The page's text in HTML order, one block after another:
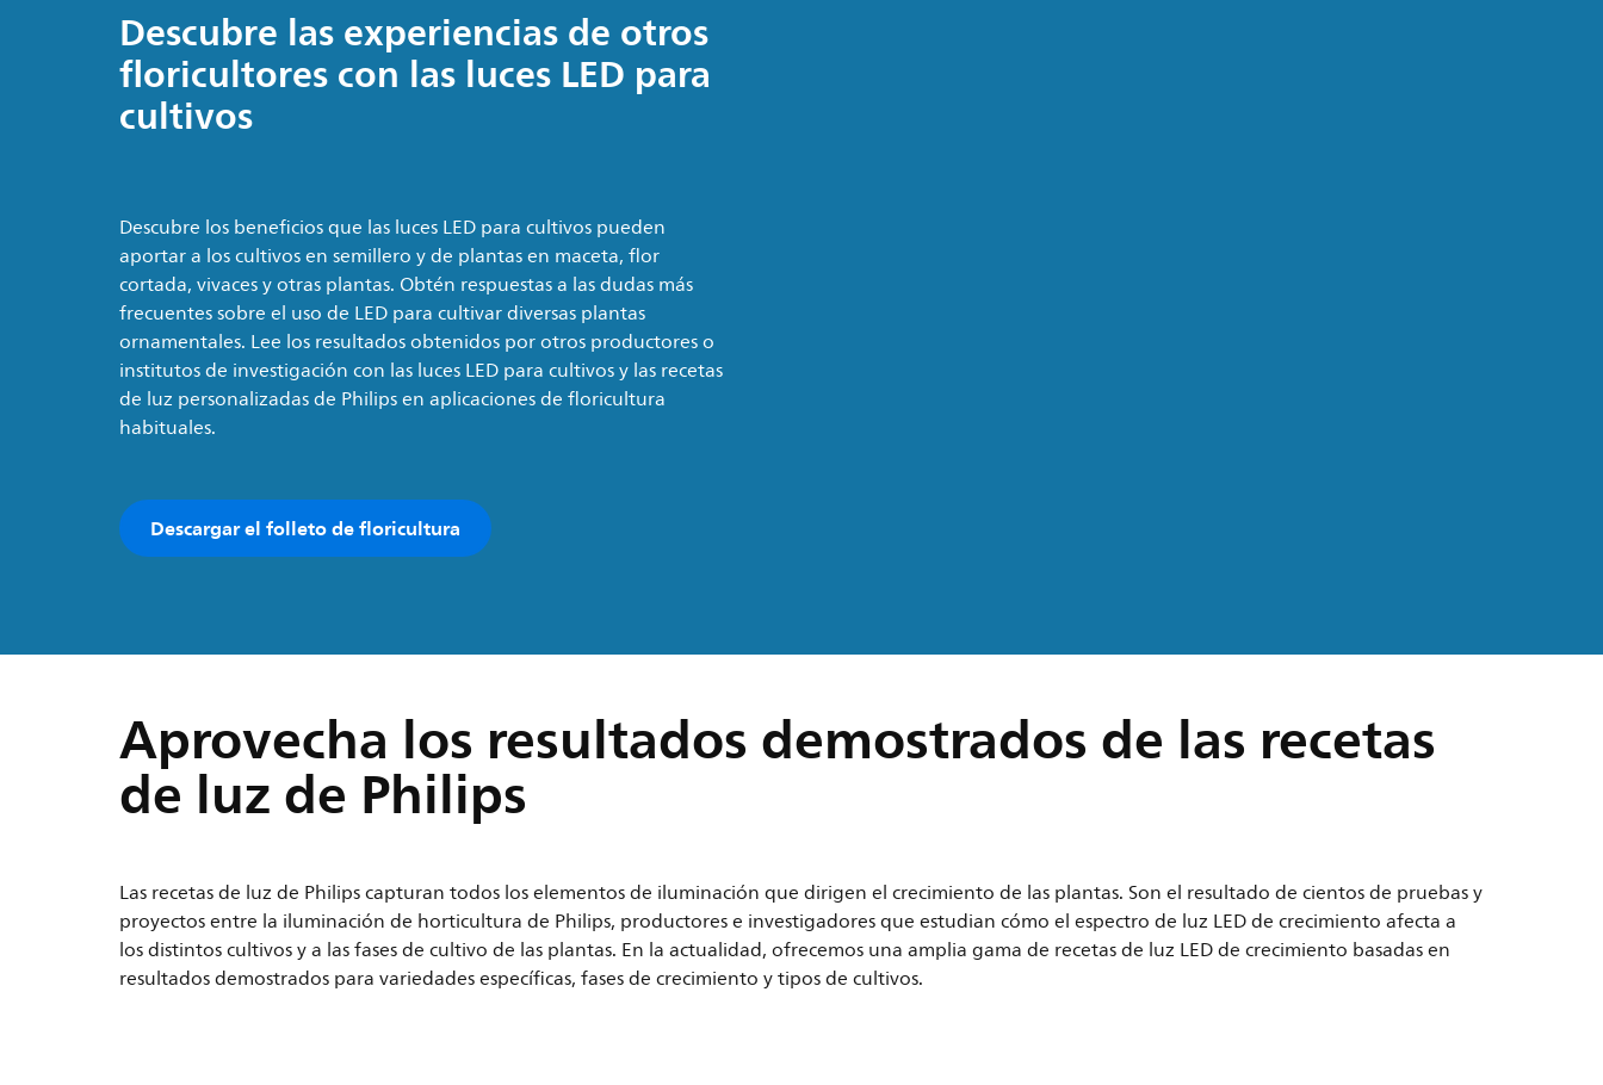
Descubre las experiencias de otros
floricultores con las luces LED para
cultivos
Descubre los beneficios que las luces LED para cultivos pueden
aportar a los cultivos en semillero y de plantas en maceta, flor
cortada, vivaces y otras plantas. Obtén respuestas a las dudas más
frecuentes sobre el uso de LED para cultivar diversas plantas
ornamentales. Lee los resultados obtenidos por otros productores o
institutos de investigación con las luces LED para cultivos y las recetas
de luz personalizadas de Philips en aplicaciones de floricultura
habituales.
Descargar el folleto de floricultura
Aprovecha los resultados demostrados de las recetas
de luz de Philips
Las recetas de luz de Philips capturan todos los elementos de iluminación que dirigen el crecimiento de las plantas. Son el resultado de cientos de pruebas y
proyectos entre la iluminación de horticultura de Philips, productores e investigadores que estudian cómo el espectro de luz LED de crecimiento afecta a
los distintos cultivos y a las fases de cultivo de las plantas. En la actualidad, ofrecemos una amplia gama de recetas de luz LED de crecimiento basadas en
resultados demostrados para variedades específicas, fases de crecimiento y tipos de cultivos.